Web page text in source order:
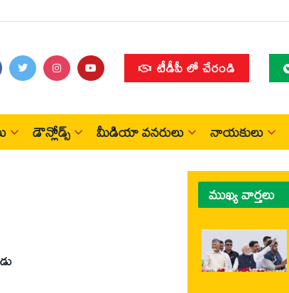
టీడీపీ లో చేరండి
డౌన్లోడ్స్ మీడియా వనరులు నాయకులు
ముఖ్య వార్తలు